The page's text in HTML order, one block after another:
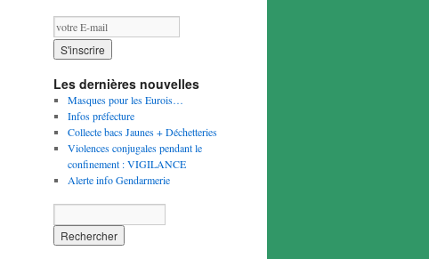
Les dernières nouvelles
Masques pour les Eurois…
Infos préfecture
Collecte bacs Jaunes + Déchetteries
Violences conjugales pendant le
confinement : VIGILANCE
Alerte info Gendarmerie